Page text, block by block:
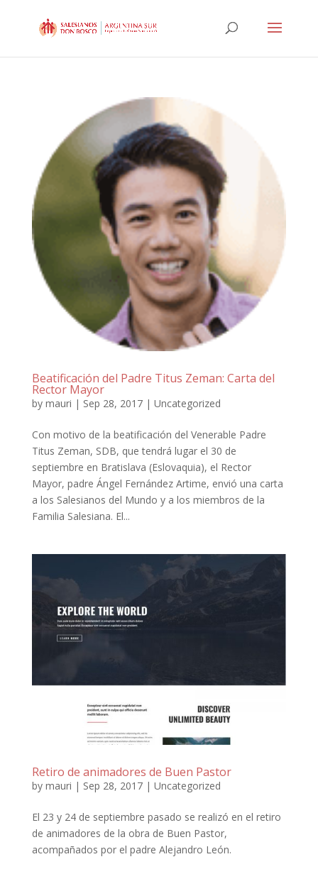
Beatificación del Padre Titus Zeman: Carta del
Rector Mayor
by mauri | Sep 28, 2017| Uncategorized
Con motivo de la beatificación del Venerable Padre
Titus Zeman, SDB, que tendrá lugar el 30 de
septiembre en Bratislava (Eslovaquia), el Rector
Mayor, padre Ángel Fernández Artime, envió una carta
a los Salesianos del Mundo y a los miembros de la
Familia Salesiana. El...
Retiro de animadores de Buen Pastor
by mauri | Sep 28, 2017| Uncategorized
El 23 y 24 de septiembre pasado se realizó en el retiro
de animadores de la obra de Buen Pastor,
acompañados por el padre Alejandro León.